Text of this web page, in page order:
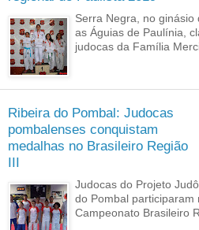
Serra Negra, no ginásio
as Águias de Paulínia,
judocas da Família
Ribeira do Pombal: Judocas
pombalenses conquistam
medalhas no Brasileiro Região
III
Judocas do Projeto
do Pombal
Campeonato Brasileiro